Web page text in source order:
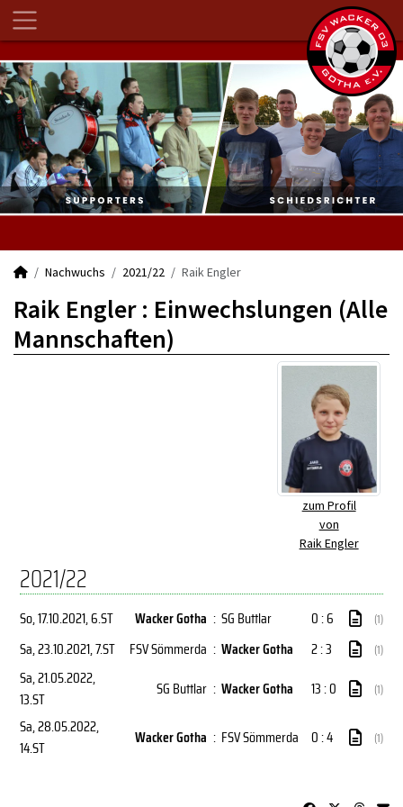
Nachwuchs 2021/22 Raik Engler
Raik Engler : Einwechslungen (Alle
Mannschaften)
zum Profil
von
Raik Engler
2021/22
So, 17.10.2021, 6.ST Wacker Gotha : SG Buttlar 0 : 6 (1)
Sa, 23.10.2021, 7.ST FSV Sömmerda : Wacker Gotha 2 : 3 (1)
Sa, 21.05.2022,
13.ST
SG Buttlar : Wacker Gotha 13 : 0 (1)
Sa, 28.05.2022,
14.ST
Wacker Gotha : FSV Sömmerda 0 : 4 (1)